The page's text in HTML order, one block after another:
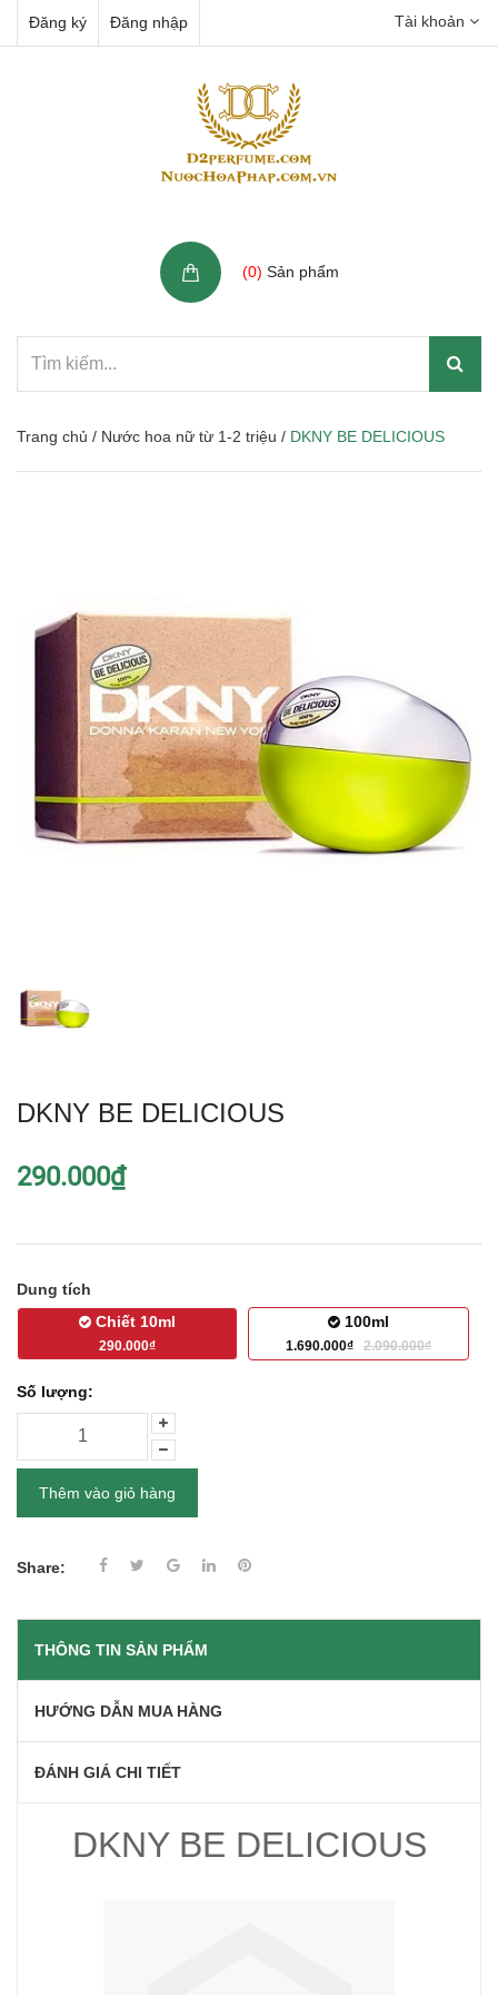
Đăng ký Đăng nhập Tài khoản
(0) Sản phẩm
Trang chủ / Nước hoa nữ từ 1-2 triệu / DKNY BE DELICIOUS
DKNY BE DELICIOUS
290.000₫
Dung tích
Chiết 10ml
290.000₫
100ml
1.690.000₫ 2.090.000₫
Số lượng:
Thêm vào giỏ hàng
Share:
THÔNG TIN SẢN PHẨM
HƯỚNG DẪN MUA HÀNG
ĐÁNH GIÁ CHI TIẾT
DKNY BE DELICIOUS